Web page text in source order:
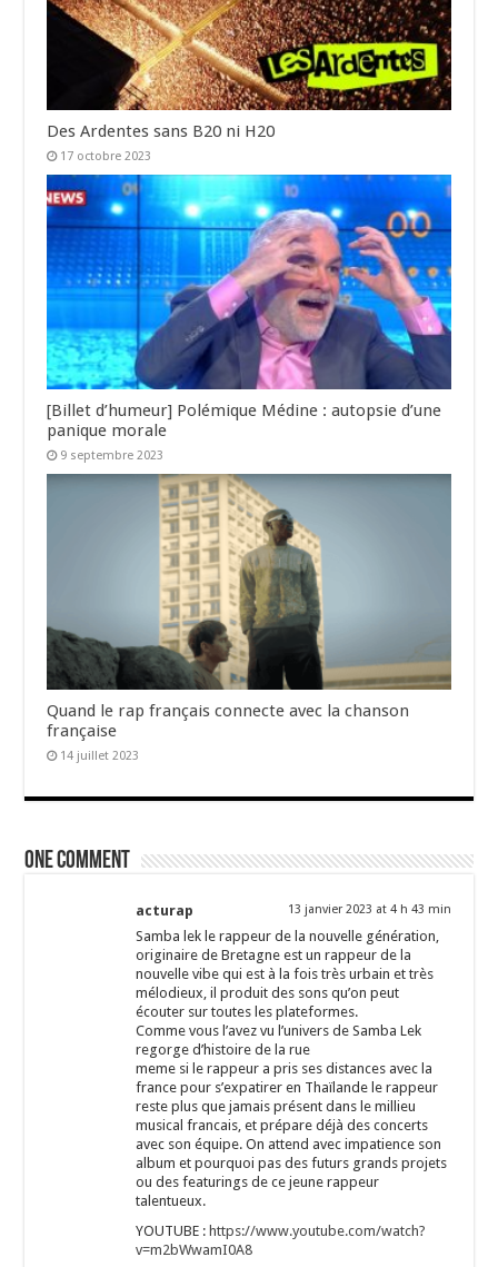
Des Ardentes sans B20 ni H20
17 octobre 2023
[Billet d’humeur] Polémique Médine : autopsie d’une
panique morale
9 septembre 2023
Quand le rap français connecte avec la chanson
française
14 juillet 2023
One comment
acturap 13 janvier 2023 at 4 h 43 min
Samba lek le rappeur de la nouvelle génération,
originaire de Bretagne est un rappeur de la
nouvelle vibe qui est à la fois très urbain et très
mélodieux, il produit des sons qu’on peut
écouter sur toutes les plateformes.
Comme vous l’avez vu l’univers de Samba Lek
regorge d’histoire de la rue
meme si le rappeur a pris ses distances avec la
france pour s’expatirer en Thaïlande le rappeur
reste plus que jamais présent dans le millieu
musical francais, et prépare déjà des concerts
avec son équipe. On attend avec impatience son
album et pourquoi pas des futurs grands projets
ou des featurings de ce jeune rappeur
talentueux.
YOUTUBE :https://www.youtube.com/watch?
v=m2bWwamI0A8